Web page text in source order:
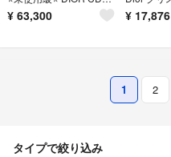
¥ 63,300 ¥ 17,876
1 2
タイプで絞り込み